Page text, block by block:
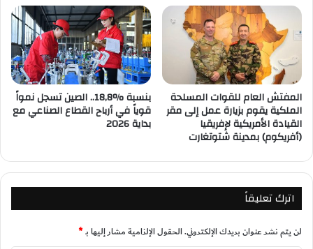
المفتش العام للقوات المسلحة
الملكية يقوم بزيارة عمل إلى مقر
القيادة الأمريكية لإفريقيا
(أفريكوم) بمدينة شتوتغارت
بنسبة %18,8.. الصين تسجل نمواً
قوياً في أرباح القطاع الصناعي مع
بداية 2026
اترك تعليقاً
لن يتم نشر عنوان بريدك الإلكتروني.الحقول الإلزامية مشار إليها بـ*